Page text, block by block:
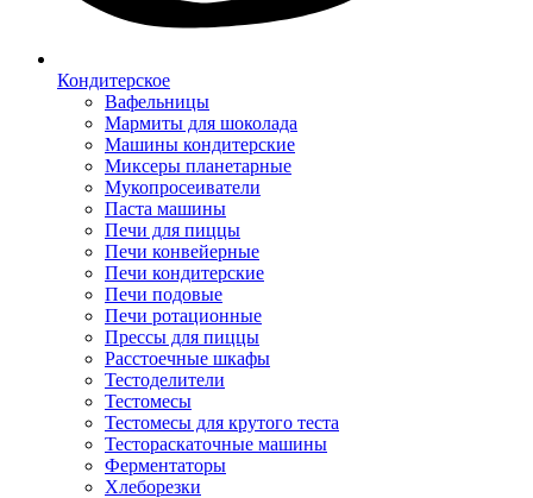
Кондитерское
Вафельницы
Мармиты для шоколада
Машины кондитерские
Миксеры планетарные
Мукопросеиватели
Паста машины
Печи для пиццы
Печи конвейерные
Печи кондитерские
Печи подовые
Печи ротационные
Прессы для пиццы
Расстоечные шкафы
Тестоделители
Тестомесы
Тестомесы для крутого теста
Тестораскаточные машины
Ферментаторы
Хлеборезки